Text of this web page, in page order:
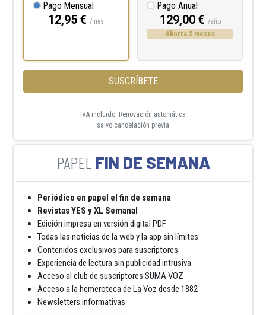
Pago Mensual
12,95 € /mes
Pago Anual
129,00 € /año
Ahorra 2 meses
SUSCRÍBETE
IVA incluido. Renovación automática
salvo cancelación previa
FIN DE SEMANA
Periódico en papel el fin de semana
Revistas YES y XL Semanal
Edición impresa en versión digital PDF
Todas las noticias de la web y la app sin límites
Contenidos exclusivos para suscriptores
Experiencia de lectura sin publicidad intrusiva
Acceso al club de suscriptores SUMA VOZ
Acceso a la hemeroteca de La Voz desde 1882
Newsletters informativas